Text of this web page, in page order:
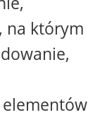
na którym